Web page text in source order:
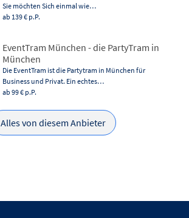
Sie möchten Sich einmal wie…
ab 139 € p.P.
EventTram München - die PartyTram in
München
Die EventTram ist die Partytram in München für
Business und Privat. Ein echtes…
ab 99 € p.P.
Alles von diesem Anbieter